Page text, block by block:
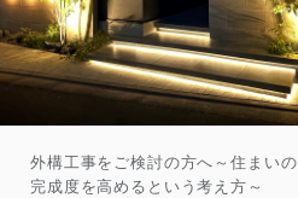
外構工事をご検討の方へ～住まいの
完成度を高めるという考え方～